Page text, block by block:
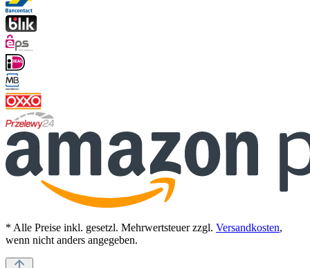
* Alle Preise inkl. gesetzl. Mehrwertsteuer zzgl. Versandkosten,
wenn nicht anders angegeben.